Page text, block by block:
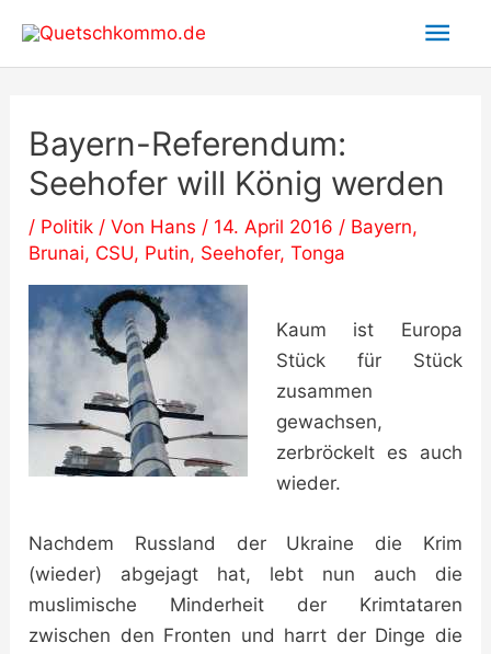
Inhalt
Bayern-Referendum:
Seehofer will König werden
/ Politik / Von Hans / 14. April 2016 / Bayern,
Brunai, CSU, Putin, Seehofer,Tonga
Kaum ist Europa
Stück für Stück
zusammen
gewachsen,
zerbröckelt es auch
wieder.
Nachdem Russland der Ukraine die Krim
(wieder) abgejagt hat, lebt nun auch die
muslimische Minderheit der Krimtataren
zwischen den Fronten und harrt der Dinge die